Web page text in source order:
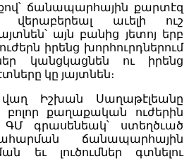
ճանապարհային քարտէզ
աւելի ուշ
այն բանից յետոյ երբ
իրենց խորհուրդներում
կանցկացնեն ու իրենց
կը յայտնեն։
Իշխան Սաղաթէլեանը
բոլոր քաղաքական ուժերին
գրասենեակ՝ ստեղծւած
ճանապարհային
եւ լուծումներ գտնելու